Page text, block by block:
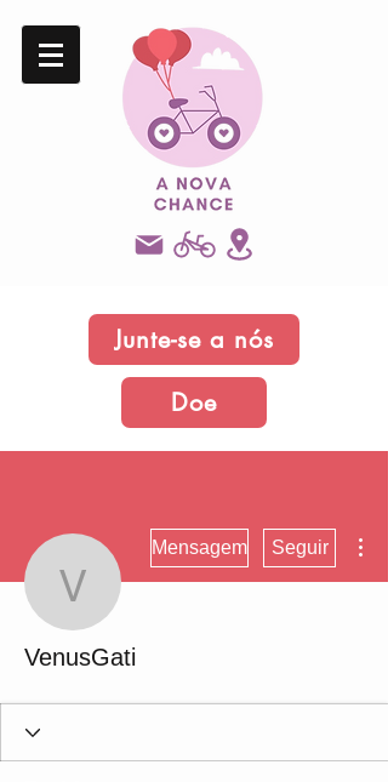
Junte-se a nós
Doe
VenusGati
Mensagem Seguir
VenusGati